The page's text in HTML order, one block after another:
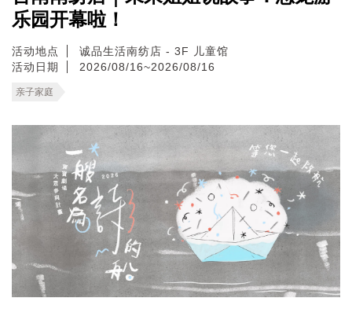
乐园开幕啦！
活动地点
诚品生活南纺店 - 3F 儿童馆
活动日期
2026/08/16~2026/08/16
亲子家庭